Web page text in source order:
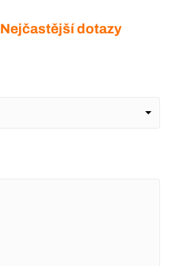
Nejčastější dotazy